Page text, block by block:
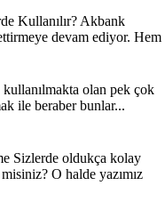
Kullanılır? Akbank
devam ediyor. Hem
olan pek çok
ile beraber bunlar...
Sizlerde oldukça kolay
O halde yazımız